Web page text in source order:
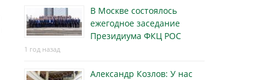
В Москве состоялось
ежегодное заседание
Президиума ФКЦ РОС
1 год назад
Александр Козлов: У нас